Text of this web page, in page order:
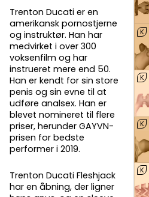
K
K
K
K
Trenton Ducati er en
amerikansk pornostjerne
og instruktør. Han har
medvirket i over 300
voksenfilm og har
instrueret mere end 50.
Han er kendt for sin store
penis og sin evne til at
udføre analsex. Han er
blevet nomineret til flere
priser, herunder GAYVN-
prisen for bedste
performer i 2019.
Trenton Ducati Fleshjack
har en åbning, der ligner